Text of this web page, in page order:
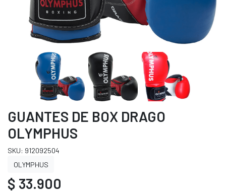
GUANTES DE BOX DRAGO
OLYMPHUS
SKU: 912092504
OLYMPHUS
$ 33.900